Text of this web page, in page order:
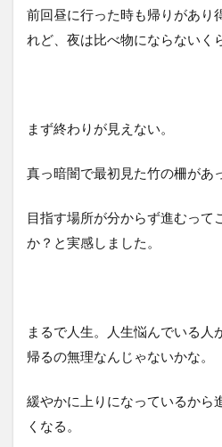
前回昼に行った時も帰りがあり
れど、夜は比べ物にならないく
まず終わりが見えない。
真っ暗闇で最初見た竹の柵があ
目指す場所が分からず進むって
か？と実感しました。
まるで人生。人生悩んでいる人
帰るの無理なんじゃないかな。
緩やかに上りになっているから
くなる。